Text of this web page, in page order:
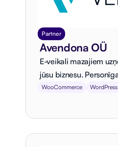
Partner
Avendona OÜ
E-veikali mazajiem
jūsu biznesu.
WooCommerce WordPress